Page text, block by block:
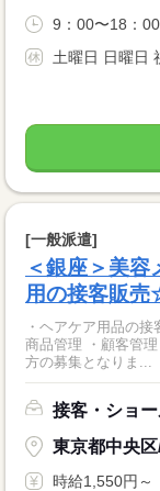
9：00〜18：
土曜日 日曜日
[一般派遣]
＜銀座＞美容
用の接客販
・ヘアケア用品の
商品管理 ・顧客管
方の募集となりま...
接客・ショ
東京都中央
時給1,550円～